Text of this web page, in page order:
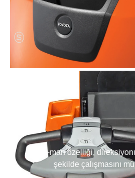
E-man özelliği,
şekilde çalışmasını